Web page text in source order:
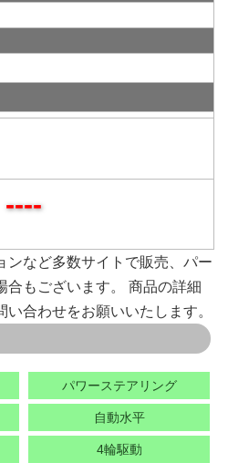
----
ンなど多数サイトで販売、パー
合もございます。 商品の詳細
合わせをお願いいたします。
パワーステアリング
自動水平
4輪駆動